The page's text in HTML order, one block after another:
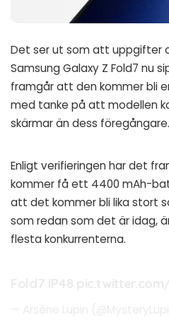
Det ser ut som att uppgifter
Samsung Galaxy Z Fold7 nu
framgår att den kommer bli
med tanke på att modellen
skärmar än dess föregångare.
Enligt verifieringen har det
kommer få ett 4400 mAh-
att det kommer bli lika stort
som redan som det är idag,
flesta konkurrenterna.